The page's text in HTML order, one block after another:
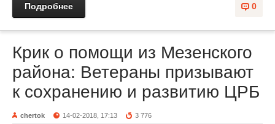
0
Подробнее
Крик о помощи из Мезенского
района: Ветераны призывают
к сохранению и развитию ЦРБ
chertok 14-02-2018, 17:13 3 776